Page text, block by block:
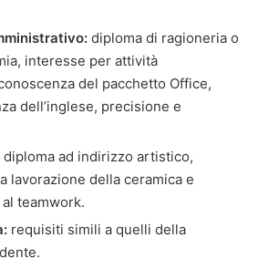
diploma di ragioneria o
interesse per attività
del pacchetto Office,
dell’inglese, precisione e
diploma ad indirizzo artistico,
lavorazione della ceramica e
teamwork.
requisiti simili a quelli della